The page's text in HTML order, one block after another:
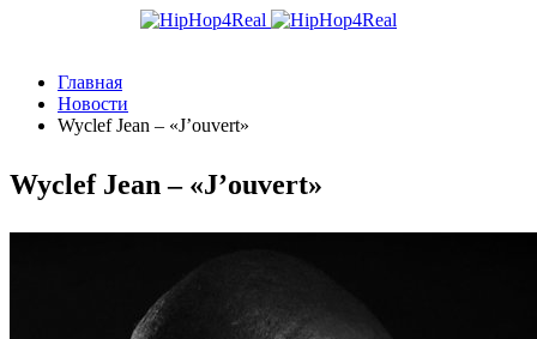
Главная
Новости
Wyclef Jean – «J’ouvert»
Wyclef Jean – «J’ouvert»